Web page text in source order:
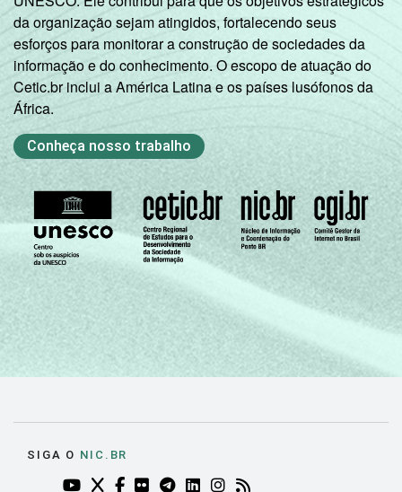
da organização sejam atingidos, fortalecendo seus
esforços para monitorar a construção de sociedades da
informação e do conhecimento. O escopo de atuação do
Cetic.br inclui a América Latina e os países lusófonos da
África.
Conheça nosso trabalho
SIGA O NIC.BR
YOUTUBE DO NIC.BR (ABRE EM NOVA ABA)
TWITTER DO NIC.BR (ABRE EM NOVA ABA)
FACEBOOK DO NIC.BR (ABRE EM NOVA
FLICKR DO NIC.BR (ABRE EM NOVA
TELEGRAM DO NIC.BR (ABRE EM
LINKEDIN DO NIC.BR (ABRE
INSTAGRAM DO NIC.BR
RSS DO NIC.BR (ABRE